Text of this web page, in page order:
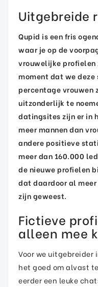
Uitgebreide
Qupid is een fris
waar je op de
vrouwelijke profielen
moment dat we
percentage vrouwen
uitzonderlijk te
datingsites zijn er in
meer mannen dan
andere positieve
meer dan 160.000
de nieuwe profielen
dat daardoor al
zijn geweest.
Fictieve
alleen mee
Voor we uitgebreider
het goed om alvast
eerder een leuke